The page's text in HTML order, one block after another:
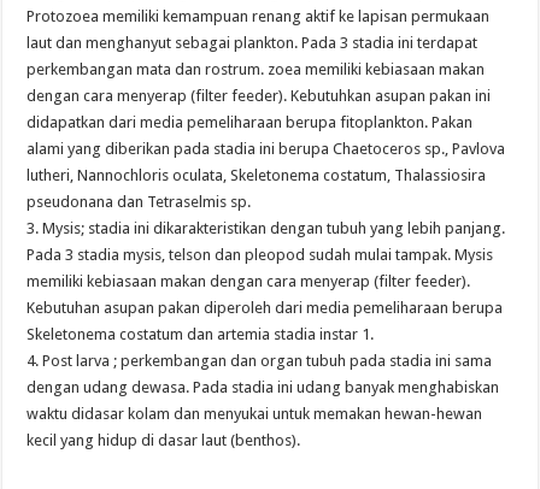
Protozoea memiliki kemampuan renang aktif ke lapisan permukaan
laut dan menghanyut sebagai plankton. Pada 3 stadia ini terdapat
perkembangan mata dan rostrum. zoea memiliki kebiasaan makan
dengan cara menyerap (filter feeder). Kebutuhkan asupan pakan ini
didapatkan dari media pemeliharaan berupa fitoplankton. Pakan
alami yang diberikan pada stadia ini berupa Chaetoceros sp., Pavlova
lutheri, Nannochloris oculata, Skeletonema costatum, Thalassiosira
pseudonana dan Tetraselmis sp.
3. Mysis; stadia ini dikarakteristikan dengan tubuh yang lebih panjang.
Pada 3 stadia mysis, telson dan pleopod sudah mulai tampak. Mysis
memiliki kebiasaan makan dengan cara menyerap (filter feeder).
Kebutuhan asupan pakan diperoleh dari media pemeliharaan berupa
Skeletonema costatum dan artemia stadia instar 1.
4. Post larva ; perkembangan dan organ tubuh pada stadia ini sama
dengan udang dewasa. Pada stadia ini udang banyak menghabiskan
waktu didasar kolam dan menyukai untuk memakan hewan-hewan
kecil yang hidup di dasar laut (benthos).